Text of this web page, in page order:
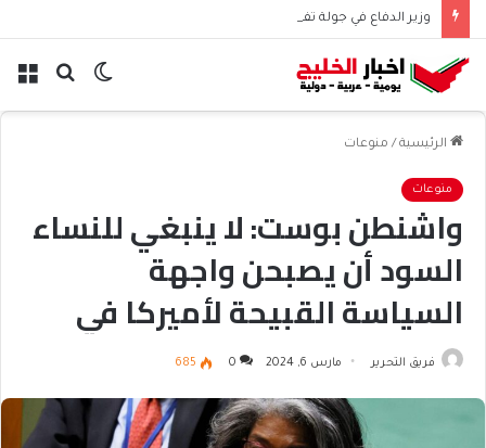
وزير الدفاع في جولة تفقدية لمواقع عسكرية استراتيجية
بحث الوضع
الرئيسية / منوعات
منوعات
واشنطن بوست: لا ينبغي للنساء
السود أن يصبحن واجهة
السياسة القبيحة لأميركا في
غزةفريق التحرير مارس 6, 2024 0
685